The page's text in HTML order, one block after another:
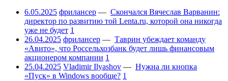
6.05.2025 фрилансер — Скончался Вячеслав Варванин:
директор по развитию той Lenta.ru, которой она никогда
уже не будет 1
26.04.2025 фрилансер — Таврин убеждает команду
«Авито», что Россельхозбанк будет лишь финансовым
акционером компании 1
25.04.2025 Vladimir Ilyashov — Нужна ли кнопка
«Пуск» в Windows вообще? 1